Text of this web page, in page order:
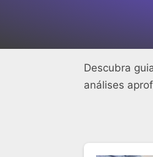
Descubra
análises